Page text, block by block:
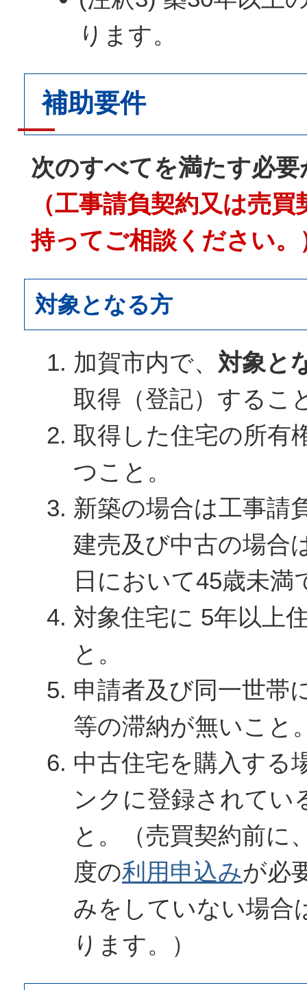
ります。
補助要件
次のすべてを満たす必
（工事請負契約又は売
持ってご相談ください。
対象となる方
加賀市内で、 対象と
取得（登記）するこ
取得した住宅の所有
つこと。
新築の場合は工事請
建売及び中古の場合
日において45歳未満
対象住宅に 5年以上
と。
申請者及び同一世帯
等の滞納が無いこと
中古住宅を購入する
ンクに登録されてい
と。（売買契約前に
度の利用申込みが必
みをしていない場合
ります。）